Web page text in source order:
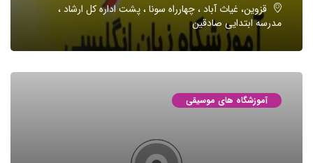
قزوین، غیاث آباد ، چهارراه سونا ، پشت اداره کل ارشاد ،
مدرسه ابتدایی صادقین
آموزشگاه های موسیقی